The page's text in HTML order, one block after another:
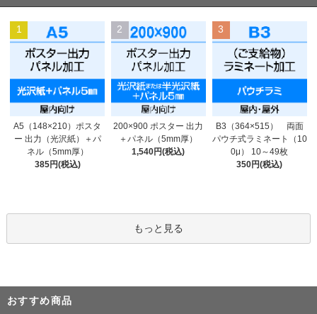
1
A5（148×210）ポスタ
ー 出力（光沢紙）＋パ
ネル（5mm厚）
385円(税込)
2
200×900 ポスター 出力
＋パネル（5mm厚）
1,540円(税込)
3
B3（364×515） 両面
パウチ式ラミネート（10
0μ） 10～49枚
350円(税込)
もっと見る
おすすめ商品